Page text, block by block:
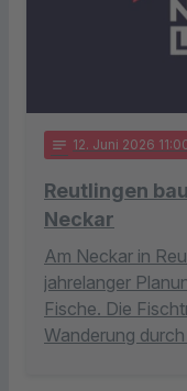
notes 12. Juni 2026
Reutlingen
Neckar
Am Neckar in
jahrelanger
Fische. Die
Wanderung